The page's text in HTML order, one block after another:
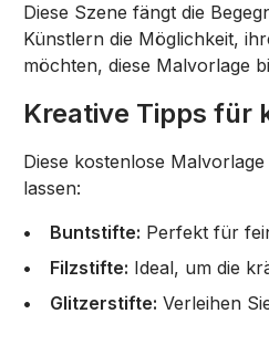
Diese Szene fängt die
Künstlern die Möglichkeit,
möchten, diese Malvorlage
Kreative Tipps für
Diese kostenlose
lassen:
Buntstifte: Perfekt für
Filzstifte: Ideal, um die
Glitzerstifte: Verleihen